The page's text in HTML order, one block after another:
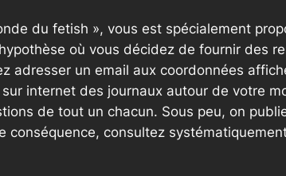
du fetish », vous est spécialement
où vous décidez de fournir des
adresser un email aux coordonnées
internet des journaux autour de votre
de tout un chacun. Sous peu, on
conséquence, consultez